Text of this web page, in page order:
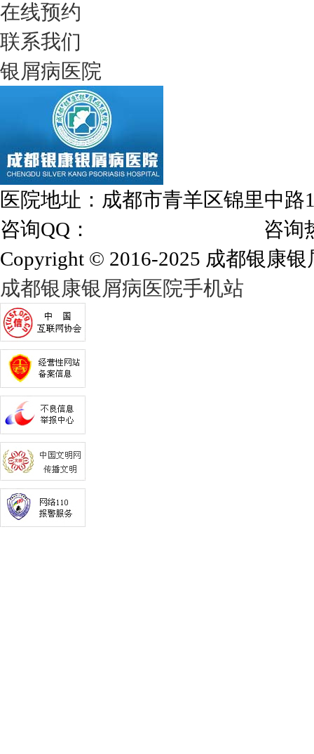
在线预约
联系我们
银屑病医院
医院地址：成都市青羊区锦里中
咨询QQ：
咨询热线
Copyright © 2016-2025 成都银康银
成都银康银屑病医院手机站